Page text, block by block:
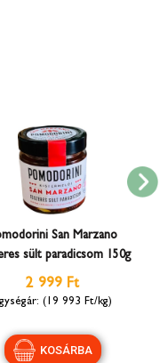
San Marzano
sült paradicsom 150g
2 999 Ft
(19 993 Ft/kg)